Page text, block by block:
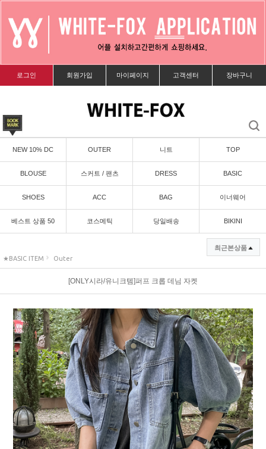
로그인 회원가입 마이페이지 고객센터 장바구니
NEW 10% DC OUTER 니트 TOP
BLOUSE 스커트 / 팬츠 DRESS BASIC
SHOES ACC BAG 이너웨어
베스트 상품 50 코스메틱 당일배송 BIKINI
★BASIC ITEM Outer
최근본상품
[ONLY시라/유니크템]퍼프 크롭 데님 자켓